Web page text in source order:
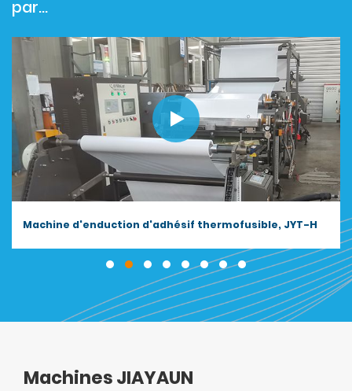
par…
Machine d'enduction d'adhésif thermofusible, JYT-H
Machines JIAYAUN